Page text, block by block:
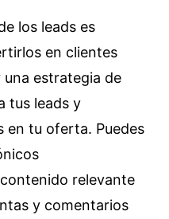
los leads es
en clientes
una estrategia de
tus leads y
en tu oferta. Puedes
relevante
y comentarios